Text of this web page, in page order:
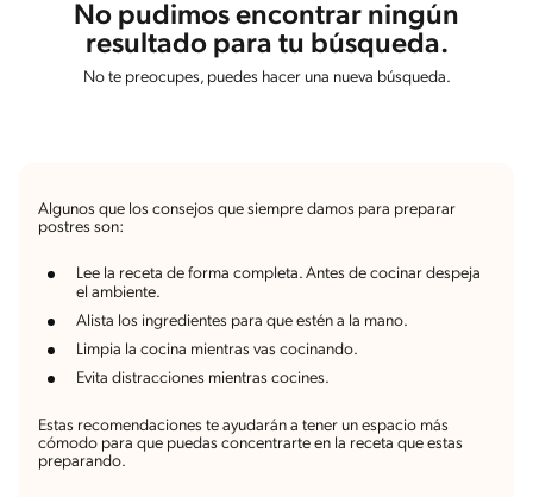
No pudimos encontrar ningún
resultado para tu búsqueda.
No te preocupes, puedes hacer una nueva búsqueda.
Algunos que los consejos que siempre damos para preparar
postres son:
Lee la receta de forma completa. Antes de cocinar despeja
el ambiente.
Alista los ingredientes para que estén a la mano.
Limpia la cocina mientras vas cocinando.
Evita distracciones mientras cocines.
Estas recomendaciones te ayudarán a tener un espacio más
cómodo para que puedas concentrarte en la receta que estas
preparando.